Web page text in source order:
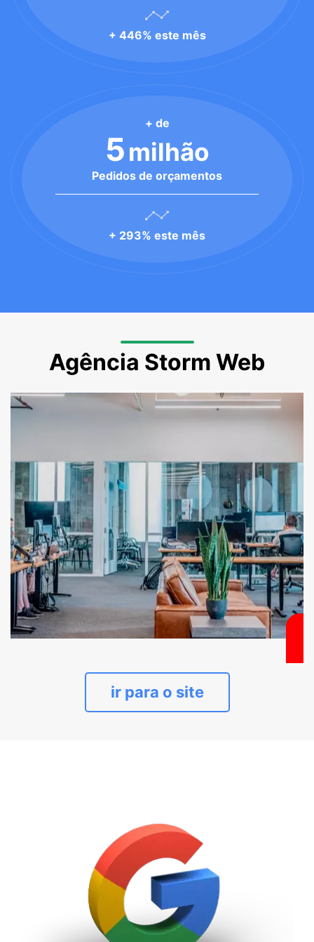
+ 446% este mês
+ de
5milhão
Pedidos de orçamentos
+ 293% este mês
Agência Storm Web
ir para o site